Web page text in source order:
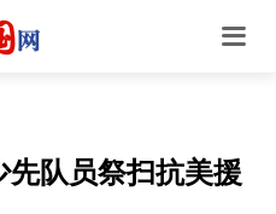
队员祭扫抗美援